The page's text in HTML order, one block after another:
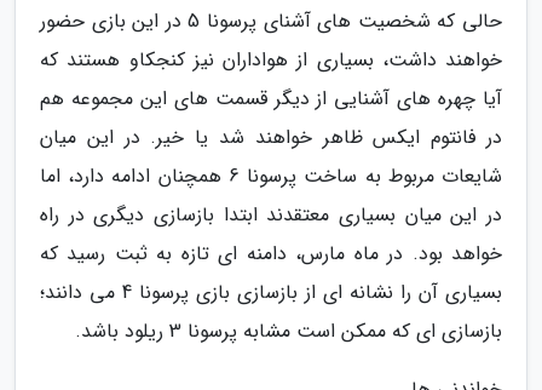
حالی که شخصیت های آشنای پرسونا 5 در این بازی حضور
خواهند داشت، بسیاری از هواداران نیز کنجکاو هستند که
آیا چهره های آشنایی از دیگر قسمت های این مجموعه هم
در فانتوم ایکس ظاهر خواهند شد یا خیر. در این میان
شایعات مربوط به ساخت پرسونا 6 همچنان ادامه دارد، اما
در این میان بسیاری معتقدند ابتدا بازسازی دیگری در راه
خواهد بود. در ماه مارس، دامنه ای تازه به ثبت رسید که
بسیاری آن را نشانه ای از بازسازی بازی پرسونا 4 می دانند؛
بازسازی ای که ممکن است مشابه پرسونا 3 ریلود باشد.